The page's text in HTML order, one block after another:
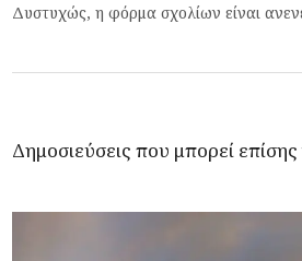
Δυστυχώς, η φόρμα σχολίων είναι
Δημοσιεύσεις που μπορεί